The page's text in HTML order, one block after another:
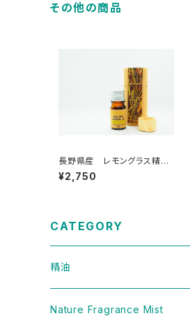
その他の商品
長野県産 レモングラス精
油 5ml
¥2,750
CATEGORY
精油
樹木
Nature Fragrance Mist